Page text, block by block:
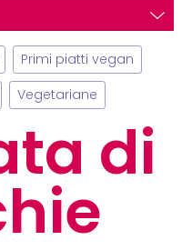
Primi piatti vegan
Vegetariane
di